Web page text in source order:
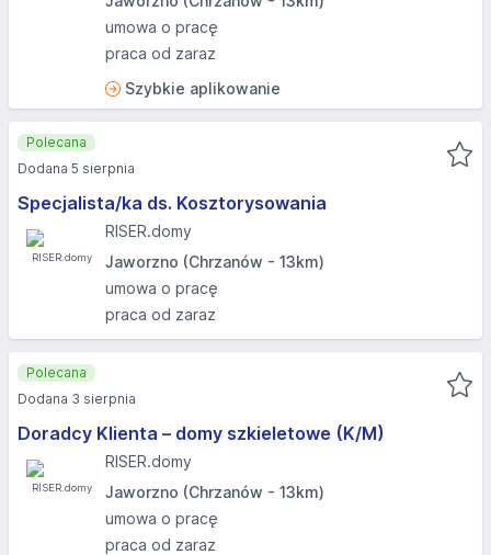
umowa o pracę
praca od zaraz
Szybkie aplikowanie
Specjalista/ka ds. Kosztorysowania
RISER.domy
Jaworzno (Chrzanów - 13km)
umowa o pracę
praca od zaraz
Polecana
Dodana 5 sierpnia
Doradcy Klienta – domy szkieletowe (K/M)
RISER.domy
Jaworzno (Chrzanów - 13km)
umowa o pracę
praca od zaraz
Polecana
Dodana 3 sierpnia